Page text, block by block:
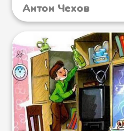
Антон Чехов